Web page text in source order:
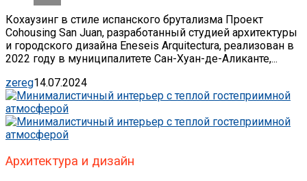
Кохаузинг в стиле испанского брутализма Проект
Cohousing San Juan, разработанный студией архитектуры
и городского дизайна Eneseis Arquitectura, реализован в
2022 году в муниципалитете Сан-Хуан-де-Аликанте,...
zereg14.07.2024
Архитектура и дизайн